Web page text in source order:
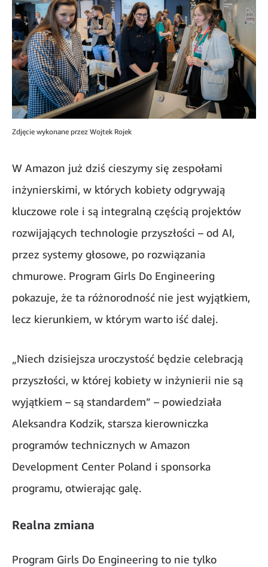
Zdjęcie wykonane przez Wojtek Rojek
W Amazon już dziś cieszymy się zespołami
inżynierskimi, w których kobiety odgrywają
kluczowe role i są integralną częścią projektów
rozwijających technologie przyszłości – od AI,
przez systemy głosowe, po rozwiązania
chmurowe. Program Girls Do Engineering
pokazuje, że ta różnorodność nie jest wyjątkiem,
lecz kierunkiem, w którym warto iść dalej.
„Niech dzisiejsza uroczystość będzie celebracją
przyszłości, w której kobiety w inżynierii nie są
wyjątkiem – są standardem” – powiedziała
Aleksandra Kodzik, starsza kierowniczka
programów technicznych w Amazon
Development Center Poland i sponsorka
programu, otwierając galę.
Realna zmiana
Program Girls Do Engineering to nie tylko